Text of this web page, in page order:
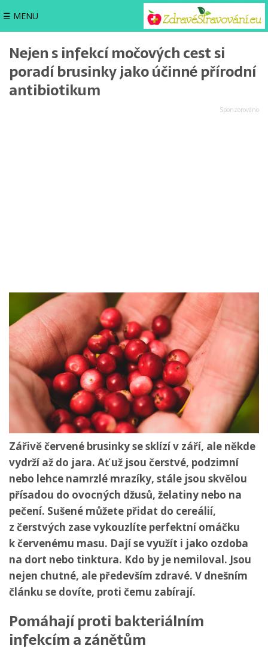
☰ MENU
Nejen s infekcí močových cest si
poradí brusinky jako účinné přírodní
antibiotikum
Zářivě červené brusinky se sklízí v září, ale někde
vydrží až do jara. Ať už jsou čerstvé, podzimní
nebo lehce namrzlé mrazíky, stále jsou skvělou
přísadou do ovocných džusů, želatiny nebo na
pečení. Sušené můžete přidat do cereálií,
z čerstvých zase vykouzlíte perfektní omáčku
k červenému masu. Dají se využít i jako ozdoba
na dort nebo tinktura. Kdo by je nemiloval. Jsou
nejen chutné, ale především zdravé. V dnešním
článku se dovíte, proti čemu zabírají.
Pomáhají proti bakteriálním
infekcím a zánětům